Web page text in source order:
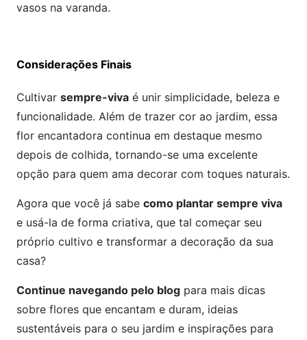
vasos na varanda.
Considerações Finais
Cultivar sempre-viva é unir simplicidade, beleza e
funcionalidade. Além de trazer cor ao jardim, essa
flor encantadora continua em destaque mesmo
depois de colhida, tornando-se uma excelente
opção para quem ama decorar com toques naturais.
Agora que você já sabe como plantar sempre viva
e usá-la de forma criativa, que tal começar seu
próprio cultivo e transformar a decoração da sua
casa?
Continue navegando pelo blog para mais dicas
sobre flores que encantam e duram, ideias
sustentáveis para o seu jardim e inspirações para